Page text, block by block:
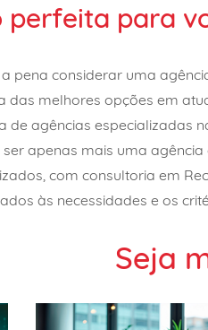
perfeita para
pena considerar uma
das melhores opções em
de agências especializadas
apenas mais uma
com consultoria em
às necessidades e os
Seja